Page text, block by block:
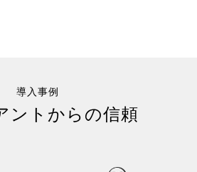
導入事例
ントからの信頼